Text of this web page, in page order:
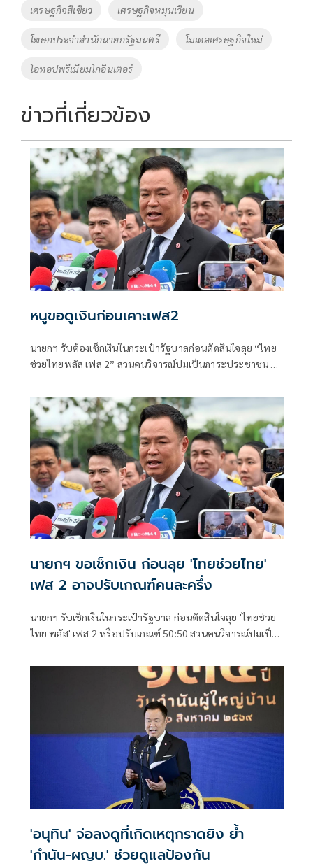
เศรษฐกิจสีเขียว เศรษฐกิจหมุนเวียน
โฆษกประจำสำนักนายกรัฐมนตรี โมเดลเศรษฐกิจใหม่
โอทอปพรีเมียมโกอินเตอร์
ข่าวที่เกี่ยวข้อง
หนูขอดูเงินก่อนเคาะเฟส2
นายกฯ รับต้องเช็กเงินในกระเป๋ารัฐบาลก่อนตัดสินใจลุย “ไทย
ช่วยไทยพลัส เฟส 2” สวนคนวิจารณ์ปมเป็นภาระประชาชน ชี้
ไทยพลัสหรือไม่
นายกฯ ขอเช็กเงิน ก่อนลุย 'ไทยช่วยไทย'
เฟส 2 อาจปรับเกณฑ์คนละครึ่ง
นายกฯ รับเช็กเงินในกระเป๋ารัฐบาล ก่อนตัดสินใจลุย 'ไทยช่วย
ไทย พลัส' เฟส 2 หรือปรับเกณฑ์ 50:50 สวนคนวิจารณ์ปมเป็น
แข็งแรง
'อนุทิน' จ่อลงดูที่เกิดเหตุกราดยิง ย้ำ
'กำนัน-ผญบ.' ช่วยดูแลป้องกัน